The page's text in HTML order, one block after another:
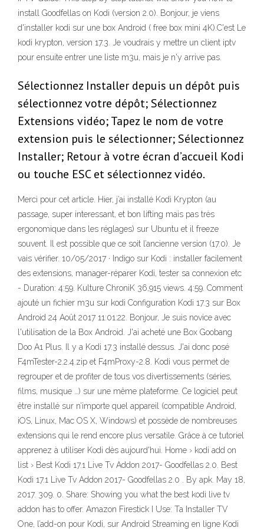
install Goodfellas on Kodi (version 2.0). Bonjour, je viens
d'installer kodi sur une box Android ( free box mini 4K).C'est Le
kodi krypton, version 17.3. Je voudrais y mettre un client iptv
pour ensuite entrer une liste m3u, mais je n'y arrive pas.
Sélectionnez Installer depuis un dépôt puis
sélectionnez votre dépôt; Sélectionnez
Extensions vidéo; Tapez le nom de votre
extension puis le sélectionner; Sélectionnez
Installer; Retour à votre écran d’accueil Kodi
ou touche ESC et sélectionnez vidéo.
Merci pour cet article. Hier, j’ai installé Kodi Krypton (au
passage, super interessant, et bon lifting mais pas très
ergonomique dans les réglages) sur Ubuntu et il freeze
souvent. Il est possible que ce soit l’ancienne version (17.0). Je
vais vérifier. 10/05/2017 · Indigo sur Kodi : installer facilement
des extensions, manager-réparer Kodi, tester sa connexion etc
- Duration: 4:59. Kulture ChroniK 36,915 views. 4:59. Comment
ajouté un fichier m3u sur kodi Configuration Kodi 17.3 sur Box
Android 24 Août 2017 11:01:22. Bonjour, Je suis novice avec
l'utilisation de la Box Android. J'ai acheté une Box Goobang
Doo A1 Plus. Il y a Kodi 17.3 installé dessus. J'ai donc posé
F4mTester-2.2.4.zip et F4mProxy-2.8. Kodi vous permet de
regrouper et de profiter de tous vos divertissements (séries,
films, musique …) sur une même plateforme. Ce logiciel peut
être installé sur n’importe quel appareil (compatible Android,
iOS, Linux, Mac OS X, Windows) et possède de nombreuses
extensions qui le rend encore plus versatile. Grâce à ce tutoriel
apprenez à utiliser Kodi dès aujourd'hui. Home › kodi add on
list › Best Kodi 17.1 Live Tv Addon 2017- Goodfellas 2.0. Best
Kodi 17.1 Live Tv Addon 2017- Goodfellas 2.0 . By apk. May 18,
2017. 309. 0. Share: Showing you what the best kodi live tv
addon has to offer. Amazon Firestick I Use: Ta Installer TV
One, l’add-on pour Kodi, sur Android Streaming en ligne Kodi